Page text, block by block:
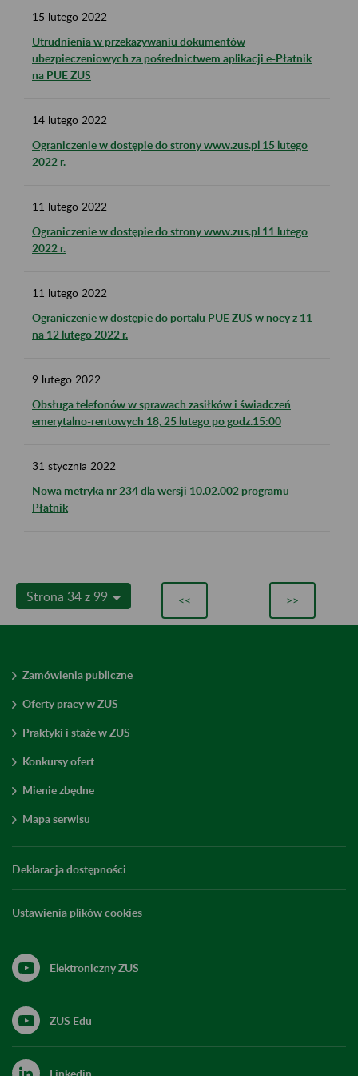
15 lutego 2022
Utrudnienia w przekazywaniu dokumentów
ubezpieczeniowych za pośrednictwem aplikacji e-Płatnik
na PUE ZUS
14 lutego 2022
Ograniczenie w dostępie do strony www.zus.pl 15 lutego
2022 r.
11 lutego 2022
Ograniczenie w dostępie do strony www.zus.pl 11 lutego
2022 r.
11 lutego 2022
Ograniczenie w dostępie do portalu PUE ZUS w nocy z 11
na 12 lutego 2022 r.
9 lutego 2022
Obsługa telefonów w sprawach zasiłków i świadczeń
emerytalno-rentowych 18, 25 lutego po godz.15:00
31 stycznia 2022
Nowa metryka nr 234 dla wersji 10.02.002 programu
Płatnik
Strona 34 z 99 << >>
Zamówienia publiczne
Oferty pracy w ZUS
Praktyki i staże w ZUS
Konkursy ofert
Mienie zbędne
Mapa serwisu
Deklaracja dostępności
Ustawienia plików cookies
Elektroniczny ZUS
ZUS Edu
Linkedin